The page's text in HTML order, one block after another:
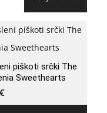
piškoti srčki The
Sweethearts
€